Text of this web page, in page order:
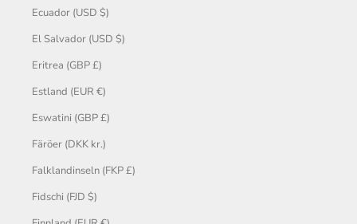
Ecuador (USD $)
El Salvador (USD $)
Eritrea (GBP £)
Estland (EUR €)
Eswatini (GBP £)
Färöer (DKK kr.)
Falklandinseln (FKP £)
Fidschi (FJD $)